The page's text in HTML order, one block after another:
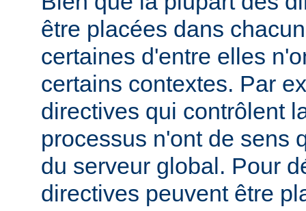
être placées dans
certaines d'entre elles
certains contextes. Par
directives qui contrôlent
processus n'ont de sens
du serveur global. Pour
directives peuvent être